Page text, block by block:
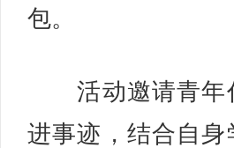
包。
活动邀请青年
进事迹，结合自